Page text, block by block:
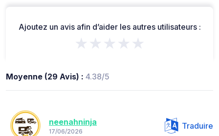
Ajoutez un avis afin d’aider les autres utilisateurs :
★★★★★
Moyenne (29 Avis) : 4.38/5
neenahninja
17/06/2026
Traduire